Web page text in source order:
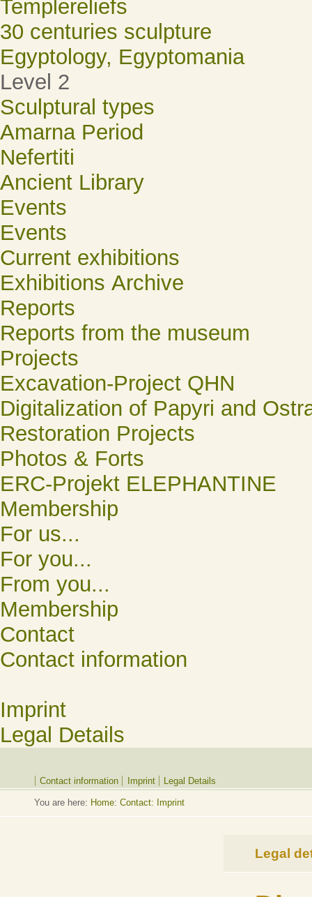
Templereliefs
30 centuries sculpture
Egyptology, Egyptomania
Level 2
Sculptural types
Amarna Period
Nefertiti
Ancient Library
Events
Events
Current exhibitions
Exhibitions Archive
Reports
Reports from the museum
Projects
Excavation-Project QHN
Digitalization of Papyri and
Restoration Projects
Photos & Forts
ERC-Projekt ELEPHANTINE
Membership
For us...
For you...
From you...
Membership
Contact
Contact information
Imprint
Legal Details
Contact information Imprint Legal Details
You are here: Home: Contact: Imprint
Legal